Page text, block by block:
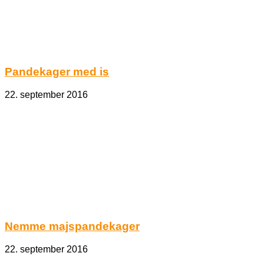
Pandekager med is
22. september 2016
Nemme majspandekager
22. september 2016